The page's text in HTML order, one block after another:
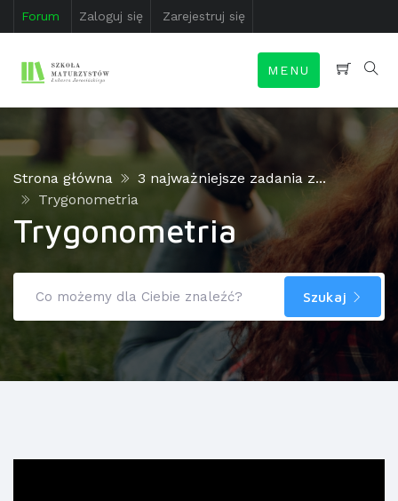
Forum Zaloguj się Zarejestruj się
MENU
Strona główna
3 najważniejsze zadania z...
Trygonometria
Trygonometria
Szukaj